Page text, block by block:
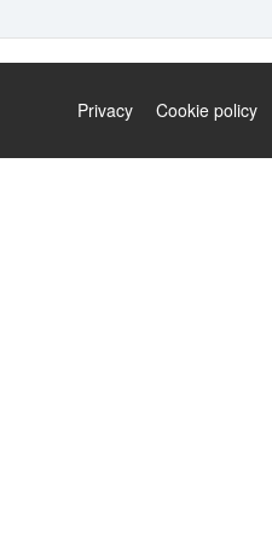
Privacy Cookie policy